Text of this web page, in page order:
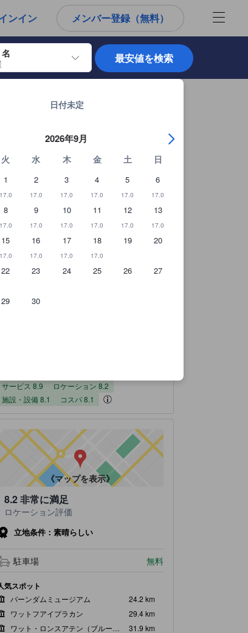
ンイン メンバー登録（無料）
チェックイン日とチェックアウト日を移動します。エンターキ
日付未定
2026年9月
火 水 木 金 土 日
1
17.0
2
17.0
3
17.0
4
17.0
5
17.0
6
17.0
8
17.0
9
17.0
10
17.0
11
17.0
12
17.0
13
17.0
15
17.0
16
17.0
17
17.0
18
17.0
19 20
22 23 24 25 26 27
29 30
最安値を検索
サービス 8.9
ロケーション 8.2
施設・設備 8.1
コスパ 8.1
《マップを表示》
8.2非常に満足
ロケーション評価
立地条件：素晴らしい
駐車場 無料
気スポット
バーンダムミュージアム
24.2 km
ワットフアイプラカン
29.4 km
ワット・ロンスアテン（ブルーテンプル）
31.9 km
選びをされるユーザーにとっても参考となる信頼できる情報